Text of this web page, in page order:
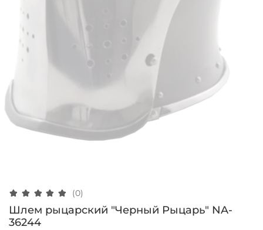
(0)
Шлем рыцарский "Черный Рыцарь" NA-
36244